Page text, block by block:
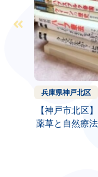
兵庫県神戸北区
【神戸市北区
薬草と自然療